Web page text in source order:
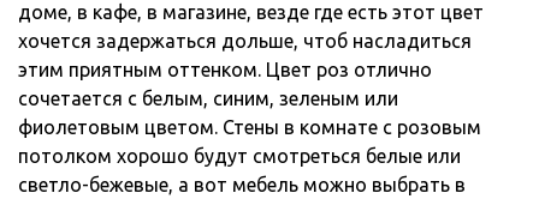
доме, в кафе, в магазине, везде где есть этот цвет
хочется задержаться дольше, чтоб насладиться
этим приятным оттенком. Цвет роз отлично
сочетается с белым, синим, зеленым или
фиолетовым цветом. Стены в комнате с розовым
потолком хорошо будут смотреться белые или
светло-бежевые, а вот мебель можно выбрать в